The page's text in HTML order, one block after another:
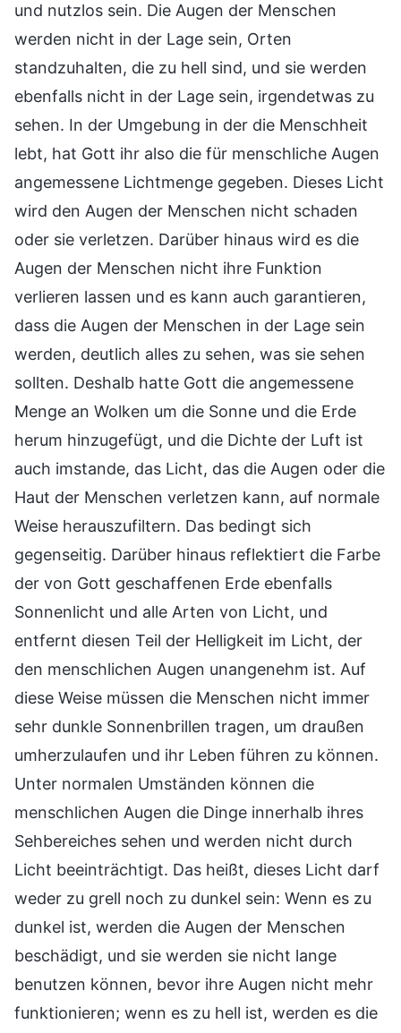
und nutzlos sein. Die Augen der Menschen
werden nicht in der Lage sein, Orten
standzuhalten, die zu hell sind, und sie werden
ebenfalls nicht in der Lage sein, irgendetwas zu
sehen. In der Umgebung in der die Menschheit
lebt, hat Gott ihr also die für menschliche Augen
angemessene Lichtmenge gegeben. Dieses Licht
wird den Augen der Menschen nicht schaden
oder sie verletzen. Darüber hinaus wird es die
Augen der Menschen nicht ihre Funktion
verlieren lassen und es kann auch garantieren,
dass die Augen der Menschen in der Lage sein
werden, deutlich alles zu sehen, was sie sehen
sollten. Deshalb hatte Gott die angemessene
Menge an Wolken um die Sonne und die Erde
herum hinzugefügt, und die Dichte der Luft ist
auch imstande, das Licht, das die Augen oder die
Haut der Menschen verletzen kann, auf normale
Weise herauszufiltern. Das bedingt sich
gegenseitig. Darüber hinaus reflektiert die Farbe
der von Gott geschaffenen Erde ebenfalls
Sonnenlicht und alle Arten von Licht, und
entfernt diesen Teil der Helligkeit im Licht, der
den menschlichen Augen unangenehm ist. Auf
diese Weise müssen die Menschen nicht immer
sehr dunkle Sonnenbrillen tragen, um draußen
umherzulaufen und ihr Leben führen zu können.
Unter normalen Umständen können die
menschlichen Augen die Dinge innerhalb ihres
Sehbereiches sehen und werden nicht durch
Licht beeinträchtigt. Das heißt, dieses Licht darf
weder zu grell noch zu dunkel sein: Wenn es zu
dunkel ist, werden die Augen der Menschen
beschädigt, und sie werden sie nicht lange
benutzen können, bevor ihre Augen nicht mehr
funktionieren; wenn es zu hell ist, werden es die